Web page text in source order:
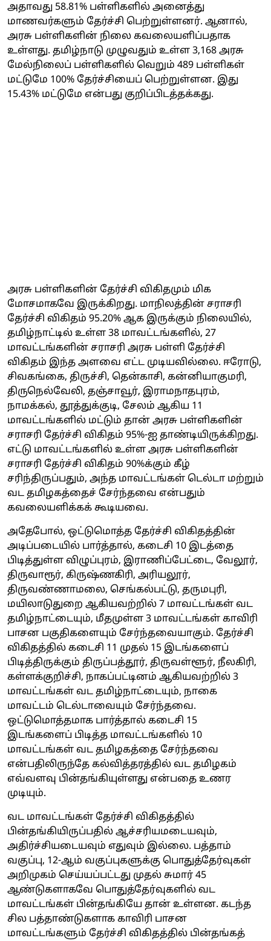
அதாவது 58.81% பள்ளிகளில் அனைத்து
மாணவர்களும் தேர்ச்சி பெற்றுள்ளனர். ஆனால்,
அரசு பள்ளிகளின் நிலை கவலையளிப்பதாக
உள்ளது. தமிழ்நாடு முழுவதும் உள்ள 3,168 அரசு
மேல்நிலைப் பள்ளிகளில் வெறும் 489 பள்ளிகள்
மட்டுமே 100% தேர்ச்சியைப் பெற்றுள்ளன. இது
15.43% மட்டுமே என்பது குறிப்பிடத்தக்கது.
அரசு பள்ளிகளின் தேர்ச்சி விகிதமும் மிக
மோசமாகவே இருக்கிறது. மாநிலத்தின் சராசரி
தேர்ச்சி விகிதம் 95.20% ஆக இருக்கும் நிலையில்,
தமிழ்நாட்டில் உள்ள 38 மாவட்டங்களில், 27
மாவட்டங்களின் சராசரி அரசு பள்ளி தேர்ச்சி
விகிதம் இந்த அளவை எட்ட முடியவில்லை. ஈரோடு,
சிவகங்கை, திருச்சி, தென்காசி, கன்னியாகுமரி,
திருநெல்வேலி, தஞ்சாவூர், இராமநாதபுரம்,
நாமக்கல், தூத்துக்குடி, சேலம் ஆகிய 11
மாவட்டங்களில் மட்டும் தான் அரசு பள்ளிகளின்
சராசரி தேர்ச்சி விகிதம் 95%-ஐ தாண்டியிருக்கிறது.
எட்டு மாவட்டங்களில் உள்ள அரசு பள்ளிகளின்
சராசரி தேர்ச்சி விகிதம் 90%க்கும் கீழ்
சரிந்திருப்பதும், அந்த மாவட்டங்கள் டெல்டா மற்றும்
வட தமிழகத்தைச் சேர்ந்தவை என்பதும்
கவலையளிக்கக் கூடியவை.
அதேபோல், ஒட்டுமொத்த தேர்ச்சி விகிதத்தின்
அடிப்படையில் பார்த்தால், கடைசி 10 இடத்தை
பிடித்துள்ள விழுப்புரம், இராணிப்பேட்டை, வேலூர்,
திருவாரூர், கிருஷ்ணகிரி, அரியலூர்,
திருவண்ணாமலை, செங்கல்பட்டு, தருமபுரி,
மயிலாடுதுறை ஆகியவற்றில் 7 மாவட்டங்கள் வட
தமிழ்நாட்டையும், மீதமுள்ள 3 மாவட்டங்கள் காவிரி
பாசன பகுதிகளையும் சேர்ந்தவையாகும். தேர்ச்சி
விகிதத்தில் கடைசி 11 முதல் 15 இடங்களைப்
பிடித்திருக்கும் திருப்பத்தூர், திருவள்ளூர், நீலகிரி,
கள்ளக்குறிச்சி, நாகப்பட்டினம் ஆகியவற்றில் 3
மாவட்டங்கள் வட தமிழ்நாட்டையும், நாகை
மாவட்டம் டெல்டாவையும் சேர்ந்தவை.
ஒட்டுமொத்தமாக பார்த்தால் கடைசி 15
இடங்களைப் பிடித்த மாவட்டங்களில் 10
மாவட்டங்கள் வட தமிழகத்தை சேர்ந்தவை
என்பதிலிருந்தே கல்வித்தரத்தில் வட தமிழகம்
எவ்வளவு பின்தங்கியுள்ளது என்பதை உணர
முடியும்.
வட மாவட்டங்கள் தேர்ச்சி விகிதத்தில்
பின்தங்கியிருப்பதில் ஆச்சரியமடையவும்,
அதிர்ச்சியடையவும் எதுவும் இல்லை. பத்தாம்
வகுப்பு, 12-ஆம் வகுப்புகளுக்கு பொதுத்தேர்வுகள்
அறிமுகம் செய்யப்பட்டது முதல் சுமார் 45
ஆண்டுகளாகவே பொதுத்தேர்வுகளில் வட
மாவட்டங்கள் பின்தங்கியே தான் உள்ளன. கடந்த
சில பத்தாண்டுகளாக காவிரி பாசன
மாவட்டங்களும் தேர்ச்சி விகிதத்தில் பின்தங்கத்